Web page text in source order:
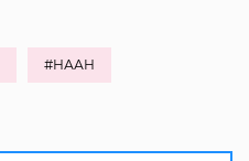
#НААН